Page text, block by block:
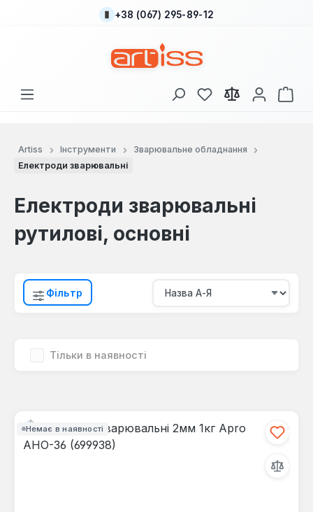
Перейти до основного вмісту
+38 (067) 295-89-12
У вас є 0 у списку
Artiss Інструменти
Зварювальне обладнання
Електроди зварювальні
Електроди зварювальні
рутилові, основні
Фільтр
Тільки в наявності
Немає в наявності